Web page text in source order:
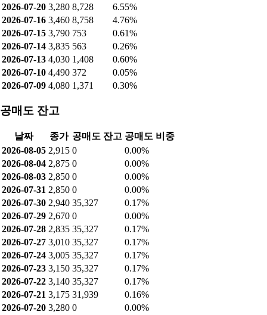
2026-07-20 3,280 8,728
6.55%
2026-07-16 3,460 8,758
4.76%
2026-07-15 3,790 753
0.61%
2026-07-14 3,835 563
0.26%
2026-07-13 4,030 1,408
0.60%
2026-07-10 4,490 372
0.05%
2026-07-09 4,080 1,371 0.30%
공매도 잔고
날짜 종가 공매도 잔고 공매도 비중
2026-08-05 2,915 0
0.00%
2026-08-04 2,875 0
0.00%
2026-08-03 2,850 0
0.00%
2026-07-31 2,850 0
0.00%
2026-07-30 2,940 35,327
0.17%
2026-07-29 2,670 0
0.00%
2026-07-28 2,835 35,327
0.17%
2026-07-27 3,010 35,327
0.17%
2026-07-24 3,005 35,327
0.17%
2026-07-23 3,150 35,327
0.17%
2026-07-22 3,140 35,327
0.17%
2026-07-21 3,175 31,939
0.16%
2026-07-20 3,280 0
0.00%